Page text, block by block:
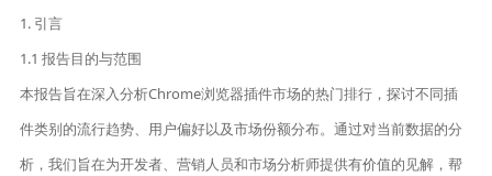
1. 引言
1.1 报告目的与范围
本报告旨在深入分析Chrome浏览器插件市场的热门排行，探讨不同插
件类别的流行趋势、用户偏好以及市场份额分布。通过对当前数据的分
析，我们旨在为开发者、营销人员和市场分析师提供有价值的见解，帮